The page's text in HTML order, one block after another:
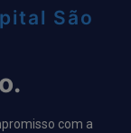
São
com a